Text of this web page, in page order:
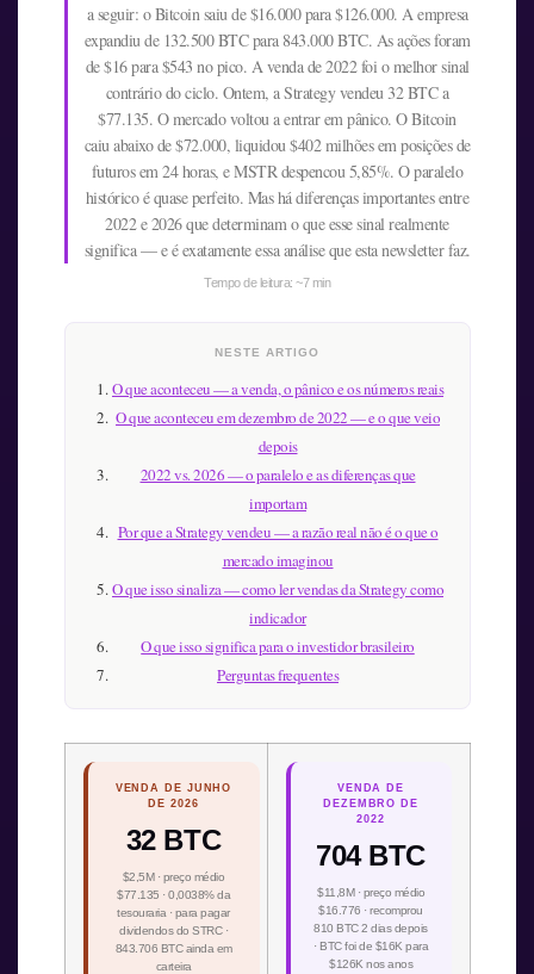
a seguir: o Bitcoin saiu de $16.000 para $126.000. A empresa
expandiu de 132.500 BTC para 843.000 BTC. As ações foram
de $16 para $543 no pico. A venda de 2022 foi o melhor sinal
contrário do ciclo. Ontem, a Strategy vendeu 32 BTC a
$77.135. O mercado voltou a entrar em pânico. O Bitcoin
caiu abaixo de $72.000, liquidou $402 milhões em posições de
futuros em 24 horas, e MSTR despencou 5,85%. O paralelo
histórico é quase perfeito. Mas há diferenças importantes entre
2022 e 2026 que determinam o que esse sinal realmente
significa — e é exatamente essa análise que esta newsletter faz.
Tempo de leitura: ~7 min
NESTE ARTIGO
O que aconteceu — a venda, o pânico e os números reais
O que aconteceu em dezembro de 2022 — e o que veio
depois
2022 vs. 2026 — o paralelo e as diferenças que
importam
Por que a Strategy vendeu — a razão real não é o que o
mercado imaginou
O que isso sinaliza — como ler vendas da Strategy como
indicador
O que isso significa para o investidor brasileiro
Perguntas frequentes
VENDA DE JUNHO
DE 2026
32 BTC
$2,5M · preço médio
$77.135 · 0,0038% da
tesouraria · para pagar
dividendos do STRC ·
843.706 BTC ainda em
carteira
VENDA DE
DEZEMBRO DE
2022
704 BTC
$11,8M · preço médio
$16.776 · recomprou
810 BTC 2 dias depois
· BTC foi de $16K para
$126K nos anos